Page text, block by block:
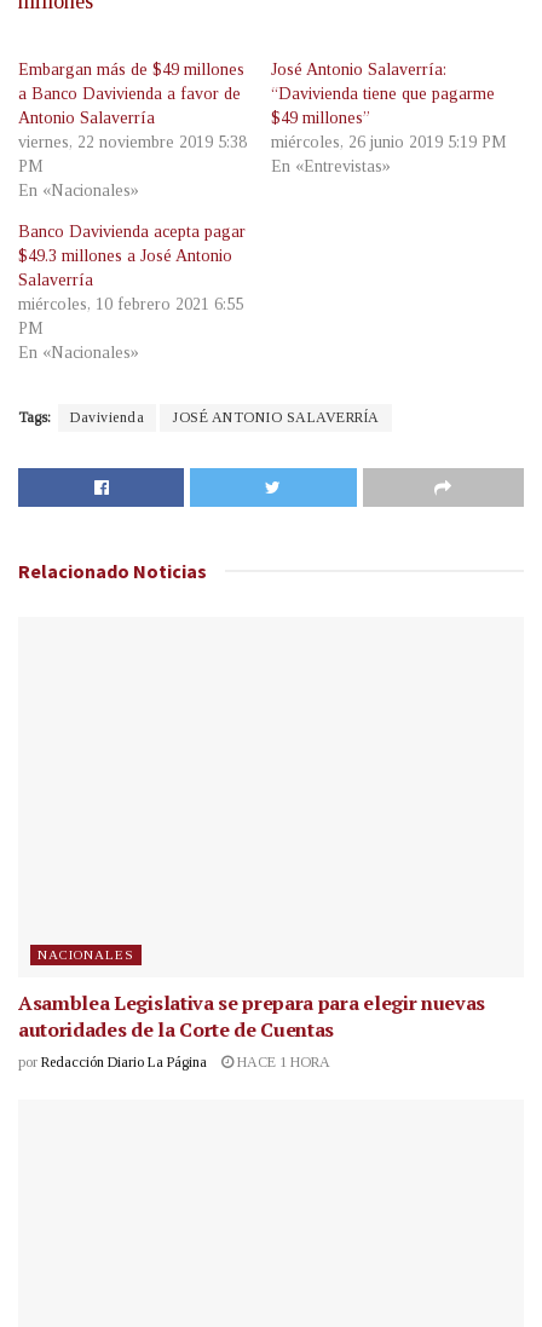
Embargan más de $49 millones
a Banco Davivienda a favor de
Antonio Salaverría
viernes, 22 noviembre 2019 5:38
PM
En «Nacionales»
José Antonio Salaverría:
“Davivienda tiene que pagarme
$49 millones”
miércoles, 26 junio 2019 5:19 PM
En «Entrevistas»
Banco Davivienda acepta pagar
$49.3 millones a José Antonio
Salaverría
miércoles, 10 febrero 2021 6:55
PM
En «Nacionales»
Tags: Davivienda JOSÉ ANTONIO SALAVERRÍA
Relacionado Noticias
NACIONALES
Asamblea Legislativa se prepara para elegir nuevas
autoridades de la Corte de Cuentas
por Redacción Diario La Página HACE 1 HORA